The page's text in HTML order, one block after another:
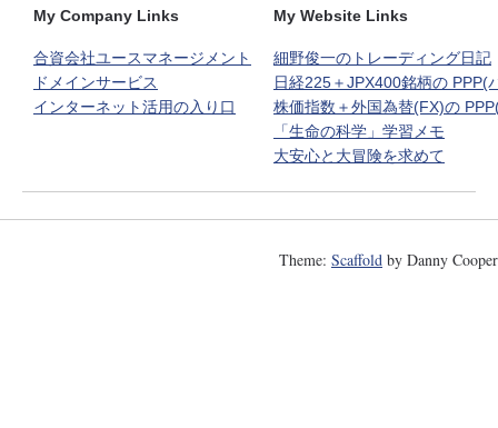
My Company Links
合資会社ユースマネージメント
ドメインサービス
インターネット活用の入り口
My Website Links
細野俊一のトレーディング日記
日経225＋JPX400銘柄の PPP(
株価指数＋外国為替(FX)の
「生命の科学」学習メモ
大安心と大冒険を求めて
Theme: Scaffold by Danny Cooper